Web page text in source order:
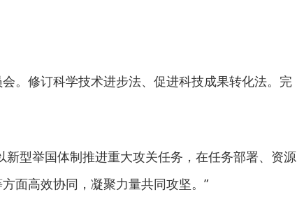
修订科学技术进步法、促进科技成果转化法。完
型举国体制推进重大攻关任务，在任务部署、资源
面高效协同，凝聚力量共同攻坚。”